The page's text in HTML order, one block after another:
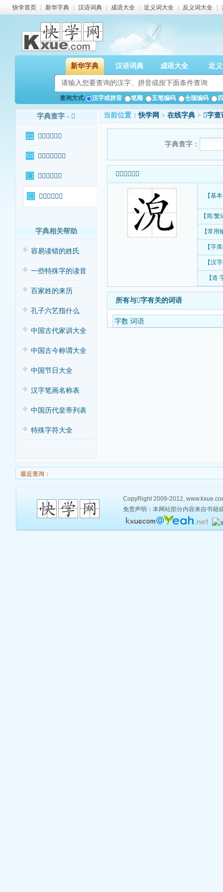
快学首页 新华字典 汉语词典 成语大全 近义词大全 反义词大全
新华字典 汉语词典 成语大全 近
查询方式: 汉字或拼音 笔顺 五笔编码 仓颉编码
字典查字 - 𣴟
𣴟字基本信息
𣴟字输入法查询
𣴟字康熙字典
𣴟字相关词语
字典相关帮助
容易读错的姓氏
一些特殊字的读音
百家姓的来历
孔子六艺指什么
中国古代家训大全
中国古今称谓大全
中国节日大全
汉字笔画名称表
中国历代皇帝列表
特殊字符大全
当前位置：快学网 > 在线字典 > 𣴟字
字典查字：
𣴟字基本信息
【基
【简/
【常用
【字
【汉
【造
所有与𣴟字有关的词语
字数 词语
最近查询：
CopyRight 2009-2012,
免责声明：本网站部分内容来自书籍